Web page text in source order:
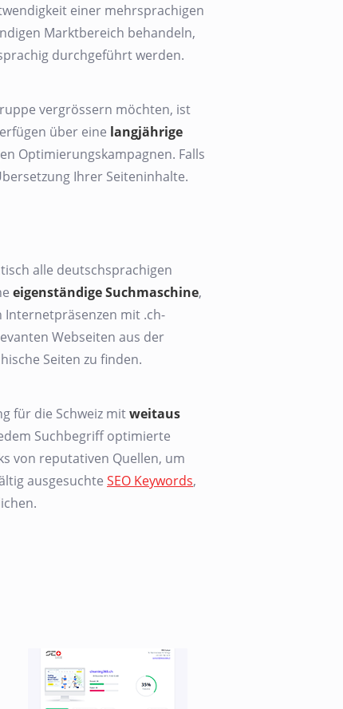
einer mehrsprachigen
Marktbereich behandeln,
durchgeführt werden.
vergrössern möchten, ist
über eine langjährige
Optimierungskampagnen. Falls
Ihrer Seiteninhalte.
alle deutschsprachigen
eigenständige Suchmaschine,
Internetpräsenzen mit .ch-
Webseiten aus der
Seiten zu finden.
für die Schweiz mitweitaus
Suchbegriff optimierte
von reputativen Quellen, um
ausgesuchte SEO Keywords,